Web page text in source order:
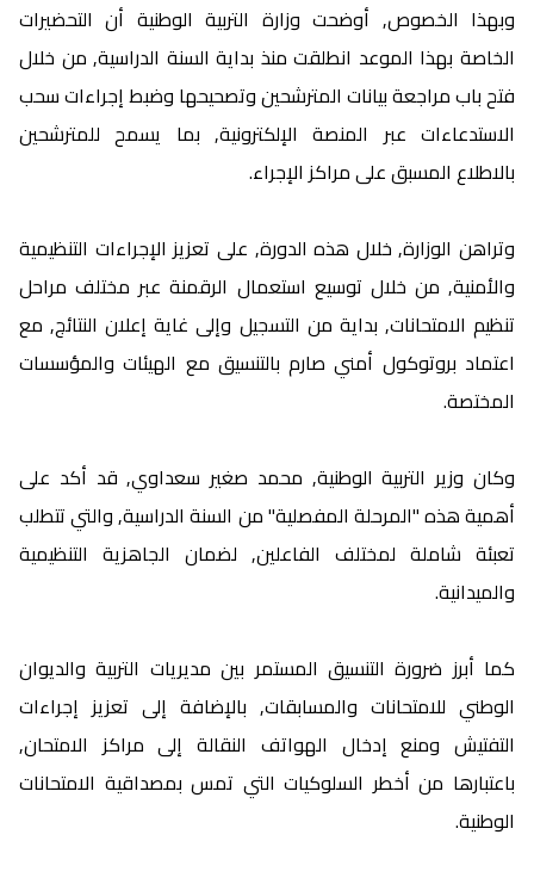
وبهذا الخصوص, أوضحت وزارة التربية الوطنية أن التحضيرات
الخاصة بهذا الموعد انطلقت منذ بداية السنة الدراسية, من خلال
فتح باب مراجعة بيانات المترشحين وتصحيحها وضبط إجراءات سحب
الاستدعاءات عبر المنصة الإلكترونية, بما يسمح للمترشحين
بالاطلاع المسبق على مراكز الإجراء.
وتراهن الوزارة, خلال هذه الدورة, على تعزيز الإجراءات التنظيمية
والأمنية, من خلال توسيع استعمال الرقمنة عبر مختلف مراحل
تنظيم الامتحانات, بداية من التسجيل وإلى غاية إعلان النتائج, مع
اعتماد بروتوكول أمني صارم بالتنسيق مع الهيئات والمؤسسات
المختصة.
وكان وزير التربية الوطنية, محمد صغير سعداوي, قد أكد على
أهمية هذه "المرحلة المفصلية" من السنة الدراسية, والتي تتطلب
تعبئة شاملة لمختلف الفاعلين, لضمان الجاهزية التنظيمية
والميدانية.
كما أبرز ضرورة التنسيق المستمر بين مديريات التربية والديوان
الوطني للامتحانات والمسابقات, بالإضافة إلى تعزيز إجراءات
التفتيش ومنع إدخال الهواتف النقالة إلى مراكز الامتحان,
باعتبارها من أخطر السلوكيات التي تمس بمصداقية الامتحانات
الوطنية.